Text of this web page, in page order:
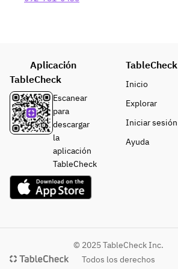
Aplicación
TableCheck
Escanear
para
descargar
la
aplicación
TableCheck
TableCheck
Inicio
Explorar
Iniciar sesión
Ayuda
© 2025 TableCheck Inc.
Todos los derechos